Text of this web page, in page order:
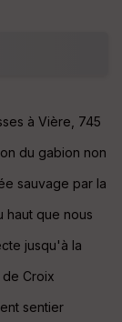
tu
IG
Aff
ic
he
r
à Vière, 745
du gabion non
sauvage par la
haut que nous
jusqu'à la
Croix
sentier